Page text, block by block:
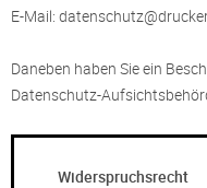
E-Mail:
Daneben haben Sie ein
Datenschutz-
Widerspruchsrecht